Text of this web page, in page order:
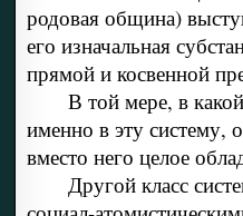
родовая община)
его изначальная
прямой и косвенной
В той мере, в
именно в эту систему,
вместо него целое
Другой класс